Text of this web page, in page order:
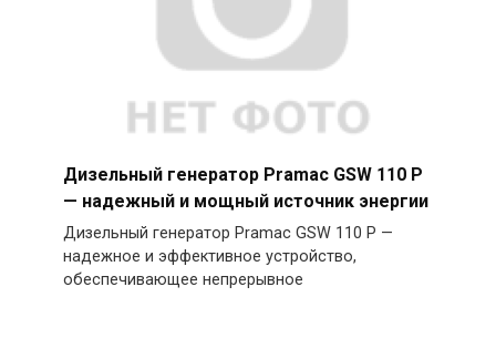
Дизельный генератор Pramac GSW 110 P
— надежный и мощный источник энергии
Дизельный генератор Pramac GSW 110 P —
надежное и эффективное устройство,
обеспечивающее непрерывное